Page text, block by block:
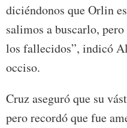
diciéndonos que Orlin
salimos a buscarlo,
los fallecidos”, indicó
occiso.
Cruz aseguró que su
pero recordó que fue